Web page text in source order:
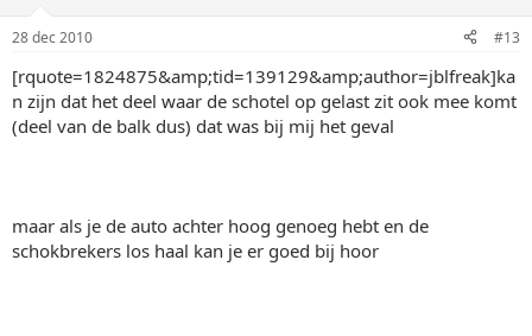
28 dec 2010 #13
[rquote=1824875&amp;tid=139129&amp;author=jblfreak]ka
n zijn dat het deel waar de schotel op gelast zit ook mee komt
(deel van de balk dus) dat was bij mij het geval
maar als je de auto achter hoog genoeg hebt en de
schokbrekers los haal kan je er goed bij hoor